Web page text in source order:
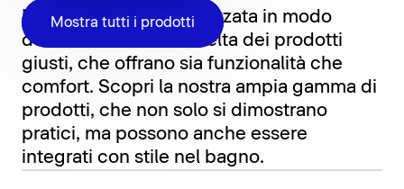
Mostra tutti i prodotti
La zona WC è caratterizzata in modo
determinante dalla scelta dei prodotti
giusti, che offrano sia funzionalità che
comfort. Scopri la nostra ampia gamma di
prodotti, che non solo si dimostrano
pratici, ma possono anche essere
integrati con stile nel bagno.